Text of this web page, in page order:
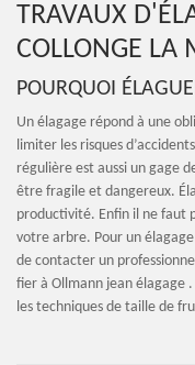
TRAVAUX
COLLONGE LA
POURQUOI
Un élagage répond à une
limiter les risques
régulière est aussi un gage
être fragile et dangereux.
productivité. Enfin il ne faut
votre arbre. Pour un
de contacter un
fier à Ollmann jean élagage
les techniques de taille de